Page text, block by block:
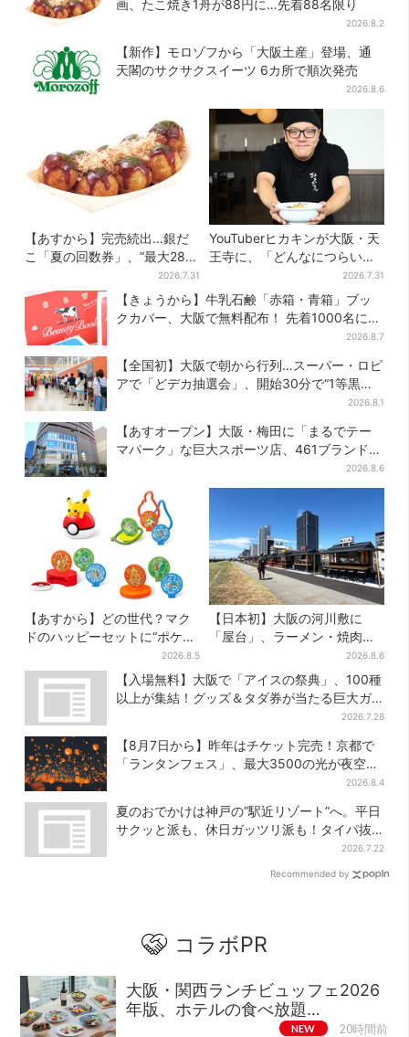
画、たこ焼き1舟が88円に…先着88名限り
2026.8.2
【新作】モロゾフから「大阪土産」登場、通
天閣のサクサクスイーツ 6カ所で順次発売
2026.8.6
【あすから】完売続出…銀だ
こ「夏の回数券」、“最大2811
2026.7.31
YouTuberヒカキンが大阪・天
王寺に、「どんなにつらい時
でも…」ラーメン愛＆兄セイ
キンとの思い出を語る
2026.7.31
【きょうから】牛乳石鹸「赤箱・青箱」ブッ
クカバー、大阪で無料配布！ 先着1000名に
2026.8.7
【全国初】大阪で朝から行列…スーパー・ロピ
アで「どデカ抽選会」、開始30分で“1等黒毛
2026.8.1
【あすオープン】大阪・梅田に「まるでテー
マパーク」な巨大スポーツ店、461ブランド集
2026.8.6
【あすから】どの世代？マク
ドのハッピーセットに“ポケモ
ンおもちゃ”、歴代30匹に「懐
かしい」と喜びの声
2026.8.5
【日本初】大阪の河川敷に
「屋台」、ラーメン・焼肉・
しゃぶしゃぶ・カフェまで…
22店舗がオープン
2026.8.6
【入場無料】大阪で「アイスの祭典」、100種
以上が集結！グッズ＆タダ券が当たる巨大ガ
2026.7.28
【8月7日から】昨年はチケット完売！京都で
「ランタンフェス」、最大3500の光が夜空
2026.8.4
夏のおでかけは神戸の”駅近リゾート”へ。平日
サクッと派も、休日ガッツリ派も！タイパ抜
2026.7.22
Recommended by
コラボPR
大阪・関西ランチビュッフェ2026
年版、ホテルの食べ放題…
NEW 20時間前